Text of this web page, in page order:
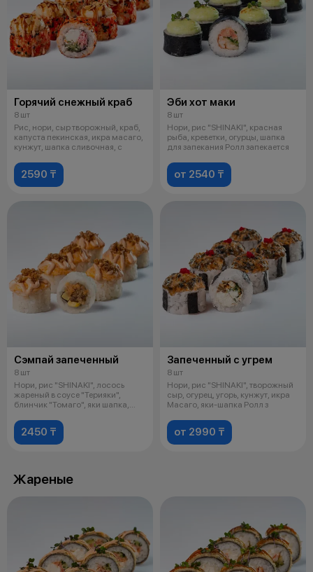
Горячий снежный краб
8 шт
Рис, нори, сыр творожный, краб,
капуста пекинская, икра масаго,
кунжут, шапка сливочная, с
2590 ₸
Эби хот маки
8 шт
Нори, рис "SHINAKI", красная
рыба, креветки, огурцы, шапка
для запекания Ролл запекается
от 2540 ₸
Сэмпай запеченный
8 шт
Нори, рис "SHINAKI", лосось
жареный в соусе "Терияки",
блинчик "Томаго", яки шапка,
2450 ₸
Запеченный с угрем
8 шт
Нори, рис "SHINAKI", творожный
сыр, огурец, угорь, кунжут, икра
Масаго, яки-шапка Ролл з
от 2990 ₸
Жареные